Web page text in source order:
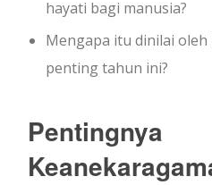
hayati bagi manusia?
Mengapa itu dinilai
penting tahun ini?
Pentingnya